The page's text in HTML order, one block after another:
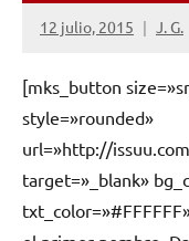
12 julio, 2015 J. G.
No
comentarios
[mks_button
style=»rounded»
url=»http://
target=»_blank»